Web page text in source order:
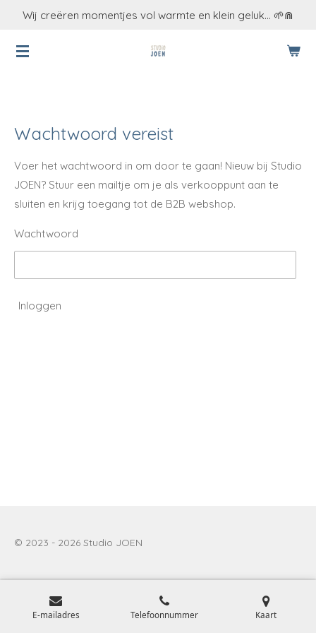
naar
Wij creëren momentjes vol warmte en klein geluk... 🌱⋒
Wachtwoord vereist
Voer het wachtwoord in om door te gaan! Nieuw bij Studio
JOEN? Stuur een mailtje om je als verkooppunt aan te
sluiten en krijg toegang tot de B2B webshop.
Wachtwoord
Inloggen
© 2023 - 2026 Studio JOEN
E-mailadres Telefoonnummer Kaart